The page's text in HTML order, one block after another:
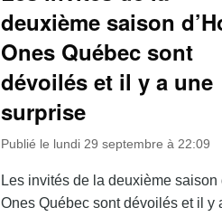
deuxième saison
Ones Québec sont
dévoilés et il y a une
surprise
Publié le lundi 29 septembre à 22:09
Les invités de la deuxième saison
Ones Québec sont dévoilés et il y